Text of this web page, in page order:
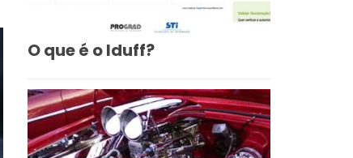
O que é o Iduff?